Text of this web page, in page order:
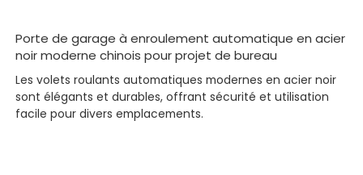
Porte de garage à enroulement automatique en acier
noir moderne chinois pour projet de bureau
Les volets roulants automatiques modernes en acier noir
sont élégants et durables, offrant sécurité et utilisation
facile pour divers emplacements.